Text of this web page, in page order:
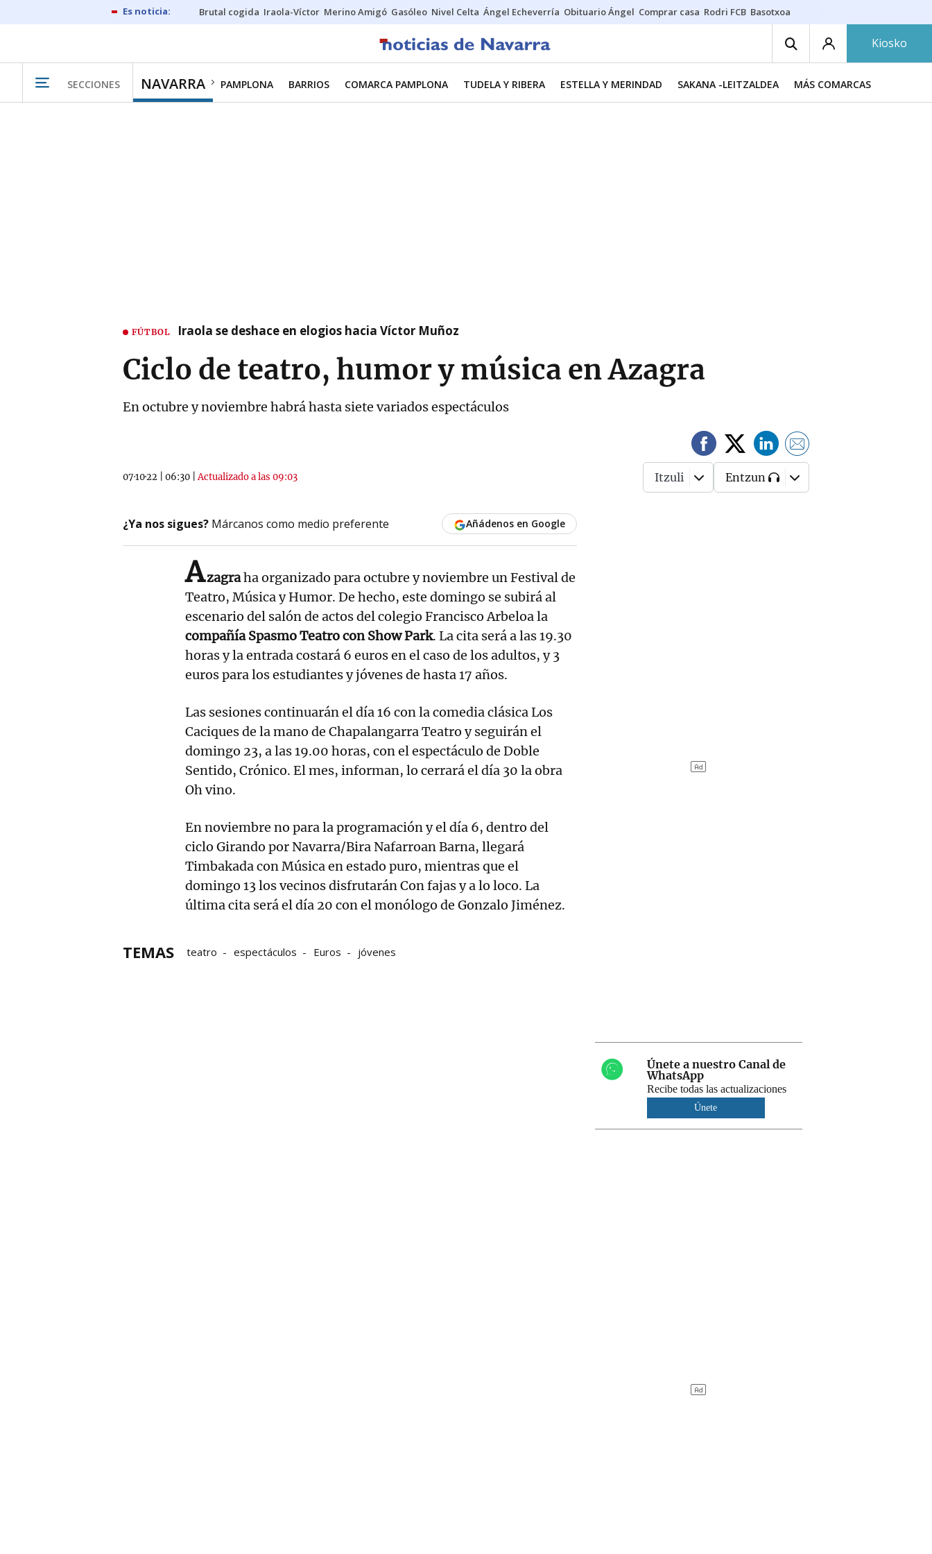
Brutal cogida Iraola-Víctor Merino Amigó Gasóleo Nivel Celta Ángel Echeverría Obituario Ángel Comprar casa Rodri FCB Basotxoa
Kiosko
SECCIONES NAVARRA PAMPLONA BARRIOS COMARCA PAMPLONA TUDELA Y RIBERA ESTELLA Y MERINDAD SAKANA -LEITZALDEA MÁS COMARCAS
FÚTBOL Iraola se deshace en elogios hacia Víctor Muñoz
Ciclo de teatro, humor y música en Azagra
En octubre y noviembre habrá hasta siete variados espectáculos
07·10·22 06:30 |Actualizado a las 09:03 Itzuli Entzun
¿Ya nos sigues? Márcanos como medio preferente Añádenos en Google
Azagraha organizado para octubre y noviembre un Festival de
Teatro, Música y Humor. De hecho, este domingo se subirá al
escenario del salón de actos del colegio Francisco Arbeloa la
compañía Spasmo Teatro con Show Park. La cita será a las 19.30
horas y la entrada costará 6 euros en el caso de los adultos, y 3
euros para los estudiantes y jóvenes de hasta 17 años.
Las sesiones continuarán el día 16 con la comedia clásica Los
Caciques de la mano de Chapalangarra Teatro y seguirán el
domingo 23, a las 19.00 horas, con el espectáculo de Doble
Sentido, Crónico. El mes, informan, lo cerrará el día 30 la obra
Oh vino.
En noviembre no para la programación y el día 6, dentro del
ciclo Girando por Navarra/Bira Nafarroan Barna, llegará
Timbakada con Música en estado puro, mientras que el
domingo 13 los vecinos disfrutarán Con fajas y a lo loco. La
última cita será el día 20 con el monólogo de Gonzalo Jiménez.
TEMAS teatro espectáculos Euros jóvenes
Únete a nuestro Canal de
WhatsApp
Recibe todas las actualizaciones
Únete